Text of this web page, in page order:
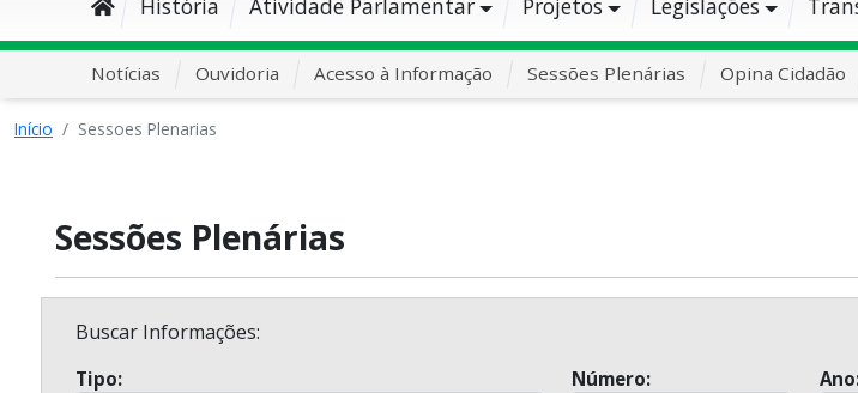
História Atividade Parlamentar Projetos Legislações
Notícias Ouvidoria Acesso à Informação Sessões Plenárias Opina Cidadão
Início Sessoes Plenarias
Sessões Plenárias
Buscar Informações:
Tipo: Número: